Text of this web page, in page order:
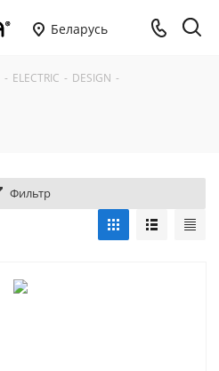
Беларусь
- ELECTRIC - DESIGN -
Фильтр